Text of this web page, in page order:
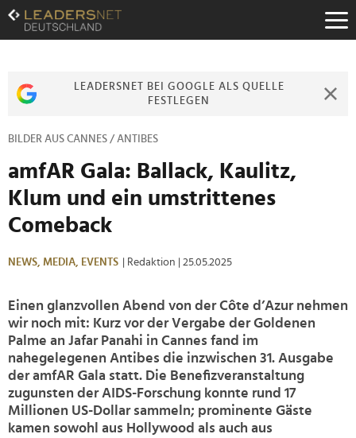
Zum
Inhalt
Zur
Zur
LEADERSNET BEI GOOGLE ALS QUELLE
FESTLEGEN
BILDER AUS CANNES / ANTIBES
amfAR Gala: Ballack, Kaulitz,
Klum und ein umstrittenes
Comeback
NEWS, MEDIA, EVENTS | Redaktion | 25.05.2025
Einen glanzvollen Abend von der Côte d’Azur nehmen
wir noch mit: Kurz vor der Vergabe der Goldenen
Palme an Jafar Panahi in Cannes fand im
nahegelegenen Antibes die inzwischen 31. Ausgabe
der amfAR Gala statt. Die Benefizveranstaltung
zugunsten der AIDS-Forschung konnte rund 17
Millionen US-Dollar sammeln; prominente Gäste
kamen sowohl aus Hollywood als auch aus